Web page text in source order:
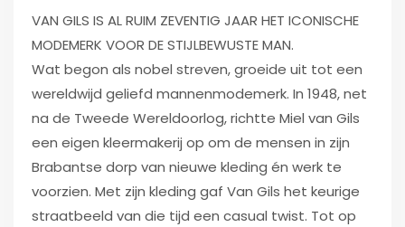
VAN GILS IS AL RUIM ZEVENTIG JAAR HET ICONISCHE
MODEMERK VOOR DE STIJLBEWUSTE MAN.
Wat begon als nobel streven, groeide uit tot een
wereldwijd geliefd mannenmodemerk. In 1948, net
na de Tweede Wereldoorlog, richtte Miel van Gils
een eigen kleermakerij op om de mensen in zijn
Brabantse dorp van nieuwe kleding én werk te
voorzien. Met zijn kleding gaf Van Gils het keurige
straatbeeld van die tijd een casual twist. Tot op